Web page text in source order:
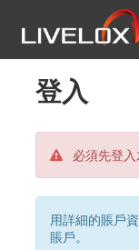
登入
必須先登入
用詳細的賬戶
賬戶。